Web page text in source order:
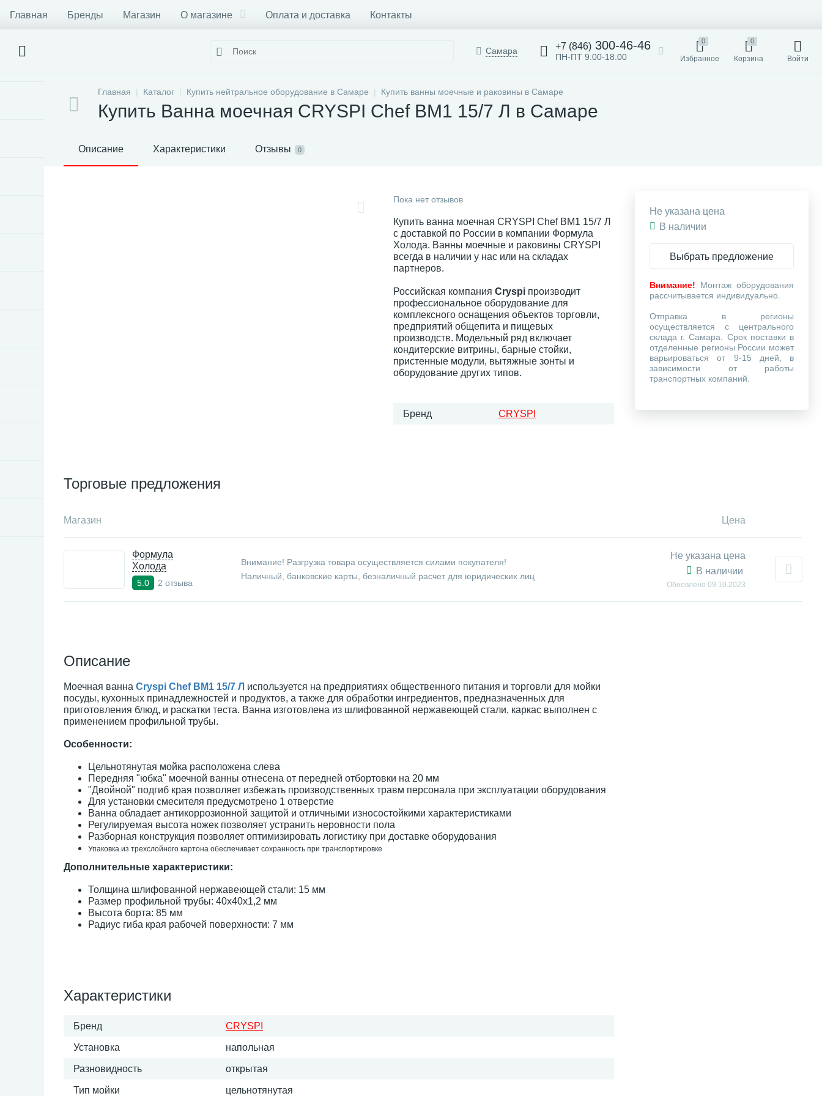
Главная Бренды Магазин О магазине Оплата и доставка Контакты
Самара +7 (846) 300-46-46
ПН-ПТ 9:00-18:00
0
Избранное
0
Корзина Войти
Главная Каталог Купить нейтральное оборудование в Самаре Купить ванны моечные и раковины в Самаре
Купить Ванна моечная CRYSPI Chef ВМ1 15/7 Л в Самаре
Описание Характеристики Отзывы 0
Пока нет отзывов
Купить ванна моечная CRYSPI Chef ВМ1 15/7 Л
с доставкой по России в компании Формула
Холода. Ванны моечные и раковины CRYSPI
всегда в наличии у нас или на складах
партнеров.
Российская компания Cryspi производит
профессиональное оборудование для
комплексного оснащения объектов торговли,
предприятий общепита и пищевых
производств. Модельный ряд включает
кондитерские витрины, барные стойки,
пристенные модули, вытяжные зонты и
оборудование других типов.
Бренд CRYSPI
Торговые предложения
Магазин Цена
Формула
Холода
5.0 2 отзыва
Внимание! Разгрузка товара осуществляется силами покупателя!
Наличный, банковские карты, безналичный расчет для юридических лиц
Не указана цена
В наличии
Обновлено 09.10.2023
Описание
Моечная ванна Cryspi Chef ВМ1 15/7 Л используется на предприятиях общественного питания и торговли для мойки
посуды, кухонных принадлежностей и продуктов, а также для обработки ингредиентов, предназначенных для
приготовления блюд, и раскатки теста. Ванна изготовлена из шлифованной нержавеющей стали, каркас выполнен с
применением профильной трубы.
Особенности:
Цельнотянутая мойка расположена слева
Передняя "юбка" моечной ванны отнесена от передней отбортовки на 20 мм
"Двойной" подгиб края позволяет избежать производственных травм персонала при эксплуатации оборудования
Для установки смесителя предусмотрено 1 отверстие
Ванна обладает антикоррозионной защитой и отличными износостойкими характеристиками
Регулируемая высота ножек позволяет устранить неровности пола
Разборная конструкция позволяет оптимизировать логистику при доставке оборудования
Упаковка из трехслойного картона обеспечивает сохранность при транспортировке
Дополнительные характеристики:
Толщина шлифованной нержавеющей стали: 15 мм
Размер профильной трубы: 40х40х1,2 мм
Высота борта: 85 мм
Радиус гиба края рабочей поверхности: 7 мм
Характеристики
Бренд CRYSPI
Установка напольная
Разновидность открытая
Тип мойки цельнотянутая
Не указана цена
В наличии
Выбрать предложение
Внимание! Монтаж оборудования
рассчитывается индивидуально.
Отправка в регионы
осуществляется с центрального
склада г. Самара. Срок поставки в
отделенные регионы России может
варьироваться от 9-15 дней, в
зависимости от работы
транспортных компаний.